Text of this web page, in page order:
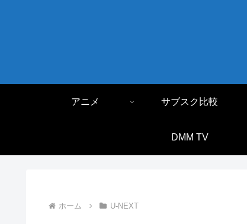
アニメ サブスク比較
DMM TV
ホーム U-NEXT